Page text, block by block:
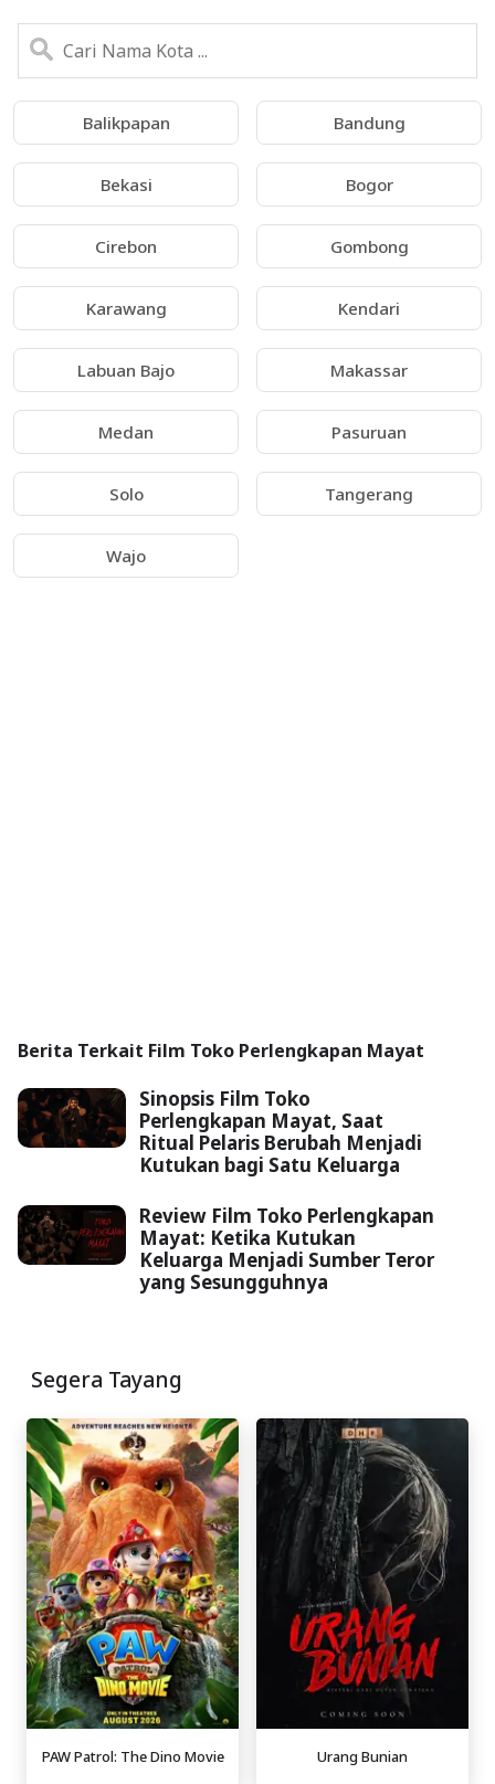
Balikpapan Bandung
Bekasi Bogor
Cirebon Gombong
Karawang Kendari
Labuan Bajo Makassar
Medan Pasuruan
Solo Tangerang
Wajo
Berita Terkait Film Toko Perlengkapan Mayat
Sinopsis Film Toko
Perlengkapan Mayat, Saat
Ritual Pelaris Berubah Menjadi
Kutukan bagi Satu Keluarga
Review Film Toko Perlengkapan
Mayat: Ketika Kutukan
Keluarga Menjadi Sumber Teror
yang Sesungguhnya
Segera Tayang
PAW Patrol: The Dino Movie Urang Bunian